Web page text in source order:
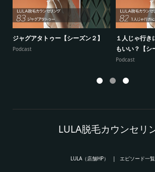
ジャグアタトゥー【シーズン２】
Podcast
１人じゃ行き
もいい？【シ
Podcast
LULA脱毛カウンセリ
LULA（店舗HP） エピソード一覧